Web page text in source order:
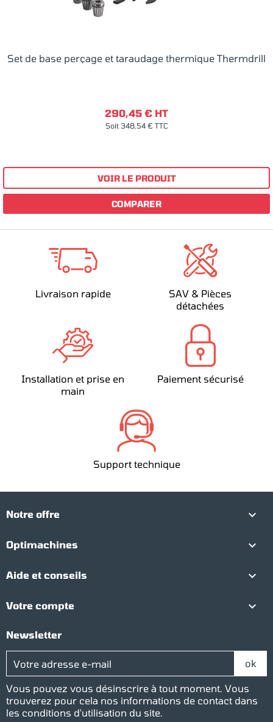
Set de base perçage et taraudage thermique Thermdrill
290,45 € HT
Soit 348,54 € TTC
VOIR LE PRODUIT
COMPARER
Livraison rapide
SAV & Pièces
détachées
Installation et prise en
main
Paiement sécurisé
Support technique
Notre offre 
Optimachines 
Aide et conseils 
Votre compte 
Newsletter
Vous pouvez vous désinscrire à tout moment. Vous
trouverez pour cela nos informations de contact dans
les conditions d'utilisation du site.